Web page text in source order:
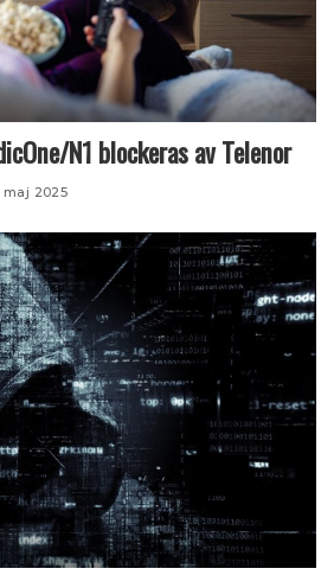
N1 blockeras av Telenor
maj 2025